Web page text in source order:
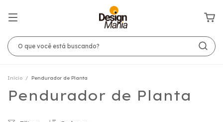
Início / Pendurador de Planta
Pendurador de Planta